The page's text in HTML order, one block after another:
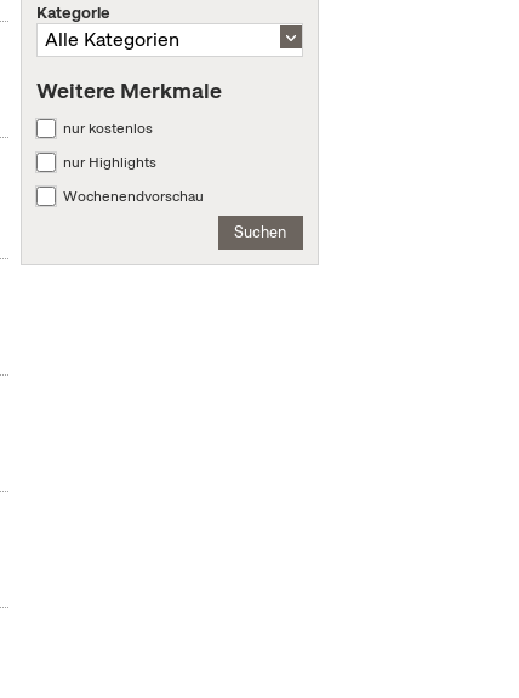
Kategorie
Weitere Merkmale
nur kostenlos
nur Highlights
Wochenendvorschau
Suchen